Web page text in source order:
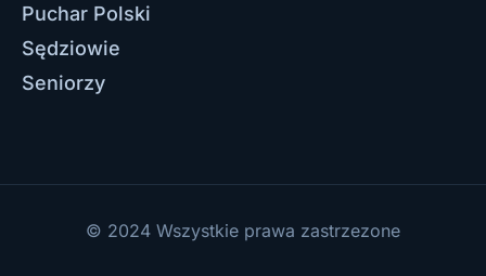
Puchar Polski
Sędziowie
Seniorzy
© 2024 Wszystkie prawa zastrzezone